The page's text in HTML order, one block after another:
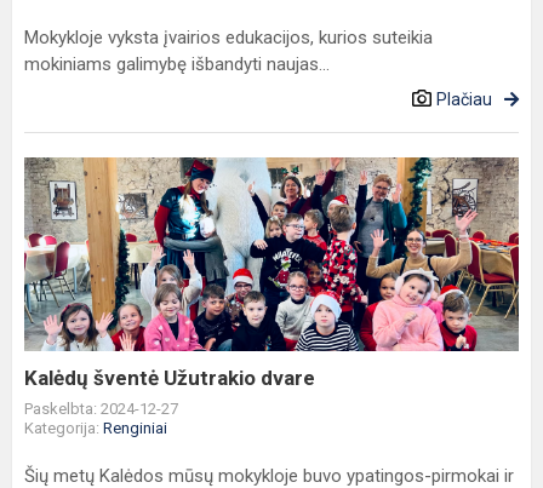
Mokykloje vyksta įvairios edukacijos, kurios suteikia
mokiniams galimybę išbandyti naujas...
Plačiau
Kalėdų
šventė
Užutrakio
dvare
Kalėdų šventė Užutrakio dvare
Paskelbta: 2024-12-27
Kategorija: Renginiai
Šių metų Kalėdos mūsų mokykloje buvo ypatingos-pirmokai ir